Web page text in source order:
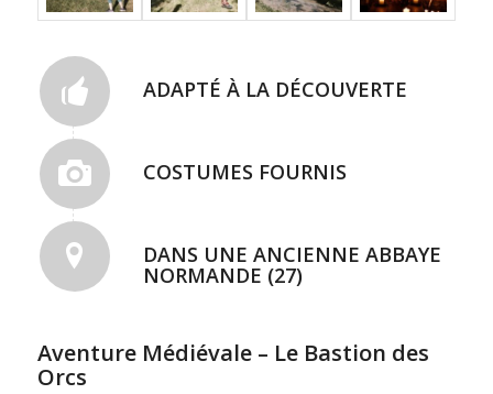
ADAPTÉ À LA DÉCOUVERTE
COSTUMES FOURNIS
DANS UNE ANCIENNE ABBAYE
NORMANDE (27)
Aventure Médiévale – Le Bastion des
Orcs